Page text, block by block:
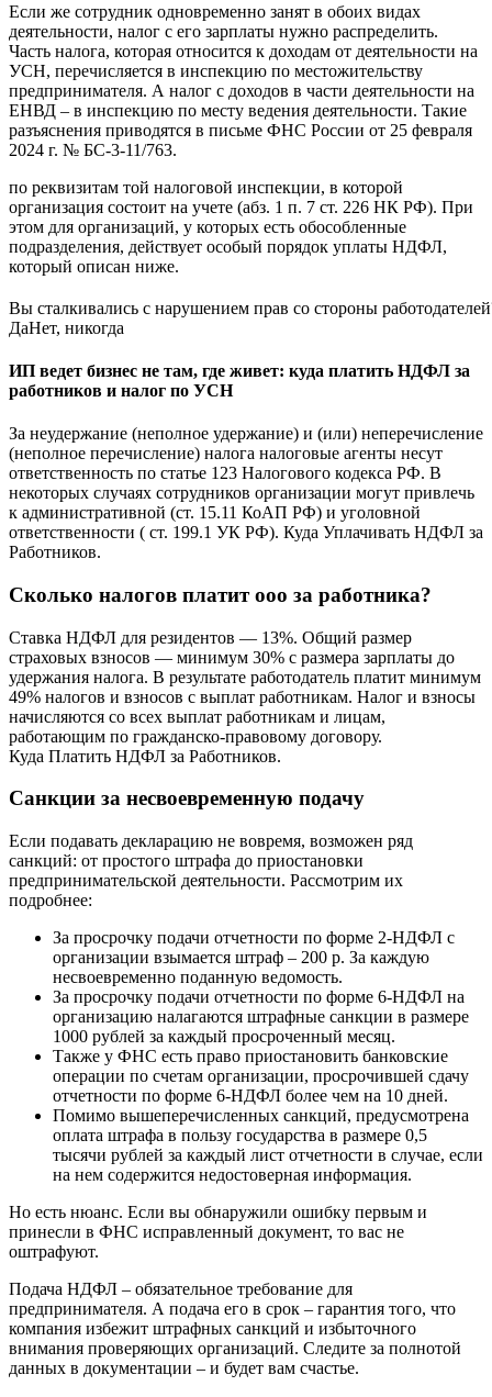
Если же сотрудник одновременно занят в обоих видах
деятельности, налог с его зарплаты нужно распределить.
Часть налога, которая относится к доходам от деятельности на
УСН, перечисляется в инспекцию по местожительству
предпринимателя. А налог с доходов в части деятельности на
ЕНВД – в инспекцию по месту ведения деятельности. Такие
разъяснения приводятся в письме ФНС России от 25 февраля
2024 г. № БС-3-11/763.
по реквизитам той налоговой инспекции, в которой
организация состоит на учете (абз. 1 п. 7 ст. 226 НК РФ). При
этом для организаций, у которых есть обособленные
подразделения, действует особый порядок уплаты НДФЛ,
который описан ниже.
Вы сталкивались с нарушением прав со стороны
ДаНет, никогда
ИП ведет бизнес не там, где живет: куда платить НДФЛ за
работников и налог по УСН
За неудержание (неполное удержание) и (или) неперечисление
(неполное перечисление) налога налоговые агенты несут
ответственность по статье 123 Налогового кодекса РФ. В
некоторых случаях сотрудников организации могут привлечь
к административной (ст. 15.11 КоАП РФ) и уголовной
ответственности ( ст. 199.1 УК РФ). Куда Уплачивать НДФЛ за
Работников.
Сколько налогов платит ооо за работника?
Ставка НДФЛ для резидентов — 13%. Общий размер
страховых взносов — минимум 30% с размера зарплаты до
удержания налога. В результате работодатель платит минимум
49% налогов и взносов с выплат работникам. Налог и взносы
начисляются со всех выплат работникам и лицам,
работающим по гражданско-правовому договору.
Куда Платить НДФЛ за Работников.
Санкции за несвоевременную подачу
Если подавать декларацию не вовремя, возможен ряд
санкций: от простого штрафа до приостановки
предпринимательской деятельности. Рассмотрим их
подробнее:
За просрочку подачи отчетности по форме 2-НДФЛ с
организации взымается штраф – 200 р. За каждую
несвоевременно поданную ведомость.
За просрочку подачи отчетности по форме 6-НДФЛ на
организацию налагаются штрафные санкции в размере
1000 рублей за каждый просроченный месяц.
Также у ФНС есть право приостановить банковские
операции по счетам организации, просрочившей сдачу
отчетности по форме 6-НДФЛ более чем на 10 дней.
Помимо вышеперечисленных санкций, предусмотрена
оплата штрафа в пользу государства в размере 0,5
тысячи рублей за каждый лист отчетности в случае, если
на нем содержится недостоверная информация.
Но есть нюанс. Если вы обнаружили ошибку первым и
принесли в ФНС исправленный документ, то вас не
оштрафуют.
Подача НДФЛ – обязательное требование для
предпринимателя. А подача его в срок – гарантия того, что
компания избежит штрафных санкций и избыточного
внимания проверяющих организаций. Следите за полнотой
данных в документации – и будет вам счастье.